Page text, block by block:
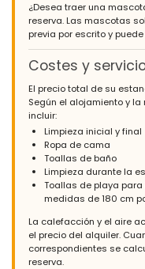
¿Desea traer una
reserva. Las mascotas
previa por escrito y
Costes y
El precio total de su
Según el alojamiento y
incluir:
Limpieza inicial y final
Ropa de cama
Toallas de baño
Limpieza durante la
Toallas de playa
medidas de 180 cm
La calefacción y el aire
el precio del alquiler.
correspondientes se
reserva.